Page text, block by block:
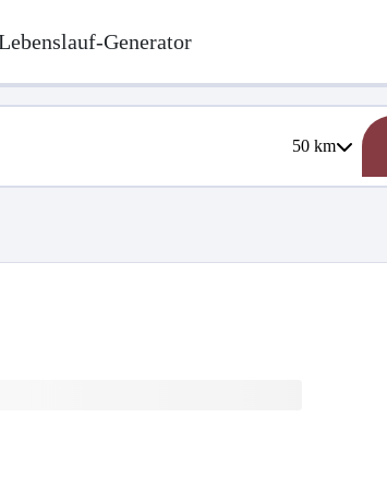
Generator
50km